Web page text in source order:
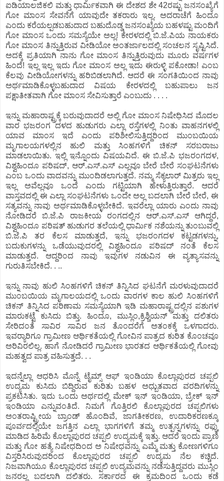
ಐಡಿಯಾಲಜಿಕಲಿ ಮತ್ತು ಧಾರ್ಮಿಕವಾಗಿ ಈ ದೇಶದ ಶೇ 42ರಷ್ಟು ಜನಸಂಖ್ಯೆಗೆ
ಗೋ ಮಾಂಸ ಸೇವನೆಗೆ ಯಾವುದೇ ತಕರಾರು ಇಲ್ಲ. ಅದರಾಚೆಗೆ ಹಿಂದೂ
ಎಂದು ಕರೆಯಲ್ಪಡಬಹುದಾದ ಬಹುದೊಡ್ಡ ಜನಸಂಖ್ಯೆಯ ಬಹಳಷ್ಟು ಮಂದಿಗೆ
ಗೋ ಮಾಂಸ ಒಂದು ಸಮಸ್ಯೆಯೇ ಅಲ್ಲ! ಕೇರಳದಲ್ಲಿ ಬಿ.ಜೆ.ಪಿಯ ನಾಯಕರು
ಗೋ ಮಾಂಸ ತಿನ್ನುತ್ತಿರುವ ವೀಡಿಯೋ ಅಂತರ್ಜಾಲದಲ್ಲಿ ಸಂಚಲನ ಸೃಷ್ಟಿಸಿದೆ.
ಅದಕ್ಕೆ ಪ್ರತಿಯಾಗಿ ನಾನು ಗೋ ಮಾಂಸ ತಿನ್ನುತ್ತಿರುವುದು ಮೂರು ವರ್ಷಗಳ
ಹಿಂದೆ! ಇಲ್ಲ ಇಲ್ಲ ಇದು ಗೋ ಮಾಂಸ ಅಲ್ಲ ಇದು ಈರುಳ್ಳಿ ಪಕೋಡಾ! ಎಂಬ
ಕೆಲವು ವೀಡಿಯೋಗಳನ್ನು ಹರಿಬಿಡಲಾಗಿದೆ. ಆದರೆ ಈ ಸಂಗತಿಯಿಂದ ನಾವು
ಅರ್ಥಮಾಡಿಕೊಳ್ಳಬಹುದಾದ ವಿಷಯ ಕೇರಳದಲ್ಲಿ ಬಹುಪಾಲು ಜನ
ಪಕ್ಷಾತೀತವಾಗಿ ಗೋ ಮಾಂಸ ಸೇವಿಸುತ್ತಾರೆ ಎಂಬುದು . . . .
ಇನ್ನು ಮಹಾರಾಷ್ಟ್ರಕ್ಕೆ ಬರುವುದಾದರೆ ಅಲ್ಲಿ ಗೋ ಮಾಂಸ ನಿಷೇಧಿಸಿದ ಮೊದಲ
ವಾರ ಭಜರಂಗ ದಳದ ಹುಡುಗರು ಎಲ್ಲಾ ರಸ್ತೆಗಳಲ್ಲಿ ನಿಂತು ವಾಹನಗಳಲ್ಲಿ
ಯಾವ ಮಾಂಸ ಇದೆ ಎಂದು ಪರಿಶೀಲಿಸುತ್ತಿದ್ದರಿಂದ ಮುಂಬಯಿಯ
ಮೃಗಾಲಯಗಳಲ್ಲಿನ ಹುಲಿ ಮತ್ತು ಸಿಂಹಗಳಿಗೆ ಚಿಕನ್ ಸರಬರಾಜು
ಮಾಡಲಾಯಿತು. ಇಲ್ಲಿ ಇನ್ನೊಂದು ವಿಷಯವಿದೆ. ಈ ಬಿ.ಜೆ.ಪಿ ಭಜರಂಗದಳ,
ವಿಶ್ವಹಿಂದೂ ಪರಿಷದ್, ಆರ್.ಎಸ್.ಎಸ್ ಎಲ್ಲವೂ ಬೇರೆ ಬೇರೆ ಸಂಘಟನೆಗಳು
ಎಂಬ ಒಂದು ವಾದವನ್ನು ಮುಂದಿಡಲಾಗುತ್ತದೆ. ನಮ್ಮ ಸೆಕ್ಯಲಾರ್ ಮಿತ್ರರು ಇಲ್ಲ
ಇಲ್ಲ ಅವೆಲ್ಲವೂ ಒಂದೆ ಎಂದು ಗಟ್ಟಿಯಾಗಿ ಹೇಳುತ್ತಿರುತ್ತಾರೆ. ಆದರೆ
ವಾಸ್ತವದಲ್ಲಿ ಈ ಎಲ್ಲಾ ಸಂಘಟನೆಗಳು ಒಂದೇ ಅಲ್ಲ ಬದಲಾಗಿ ಬೇರೆ ಬೇರೆ, ಈ
ಸತ್ಯವನ್ನು ನಾವು ಅರ್ಥಮಾಡಿಕೊಳ್ಳಬೇಕಿದೆ. ಇವರೆಲ್ಲಾ ಯಾರು ಎಂದು ನಾವು
ನೋಡಿದರೆ ಬಿ.ಜೆ.ಪಿ ರಾಜಕೀಯ ರಂಗದಲ್ಲಿನ ಆರ್.ಎಸ್.ಎಸ್ ಆಗಿದ್ದರೆ,
ವಿಶ್ವಹಿಂದೂ ಪರಿಷತ್ ಹುಡುಗರ ತಲೆಯಲ್ಲಿ ಧಾರ್ಮಿಕ ನಶೆಯನ್ನು ತುಂಬುವಲ್ಲಿ
ಬಿ.ಜೆ.ಪಿ ತರ ಕೆಲಸ ಮಾಡುತ್ತದೆ, ಇನ್ನು ಭಜರಂಗದಳ ಕಟ್ಟಡಗಳನ್ನು,
ಬದುಕುಗಳನ್ನು ಒಡೆಯುವುದರಲ್ಲಿ ವಿಶ್ವಹಿಂದೂ ಪರಿಷದ್ ನಂತೆ ಕೆಲಸ
ಮಾಡುತ್ತದೆ. ಆದ್ದರಿಂದ ನಾವು ಇವುಗಳ ನಡುವಿನ ಈ ವ್ಯತ್ಯಾಸವನ್ನು
ಗುರುತಿಸಬೇಕಿದೆ. . ..
ಇನ್ನು ನಾವು ಹುಲಿ ಸಿಂಹಗಳಿಗೆ ಚಿಕನ್ ತಿನ್ನಿಸಿದ ಘಟನೆಗೆ ಮರಳುವುದಾದರೆ
ಮುಂಬಯಿಯ ಮೃಗಾಲಯದಲ್ಲಿ ಒಂದು ವಾರಗಳ ಕಾಲ ಹುಲಿ ಸಿಂಹಗಳಿಗೆ
ಚಿಕನ್ ತಿನ್ನಿಸಿದ ಪರಿಣಾಮ ಸಮಸ್ಯೆಯಾಗಿ ಇಡಿ ಮಹಾರಾಷ್ಟ್ರದಲ್ಲಿನ ಪಶುಗಳ
ಮಾರುಕಟ್ಟೆ ಕುಸಿದು ಬಿತ್ತು. ಹಿಂದೂ, ಮುಸ್ಲಿಂ,ಕ್ರಿಶ್ಚಿಯನ್ ಮತ್ತು ದಲಿತರು
ಸೇರಿದಂತೆ ಸಾವಿರ ಸಾವಿರ ಜನ ತೊಂದರೆಗೆ ಅತಂಕಕ್ಕೆ ಒಳಗಾದರು.
ಇವರ‍್ಯಾರಿಗೂ ಗ್ರಾಮೀಣ ಆರ್ಥಿಕತೆಯಲ್ಲಿ ಗೋವಿನ ಪಾತ್ರದ ಕುರಿತ ಕೊಂಚವೂ
ಅರಿವಿರಲಿಲ್ಲ. ಹಾಗೆ ನೋಡಿದರೆ ಗ್ರಾಮೀಣ ಭಾರತದ ಆರ್ಥಿಕತೆಯಲ್ಲಿ ಗೋವು
ಮಹತ್ವದ ಪಾತ್ರ ವಹಿಸುತ್ತದೆ. . .
ಇದನ್ನೆಲ್ಲಾ ಆಧರಿಸಿ ಮೊನ್ನೆ ಟೈಮ್ಸ್ ಆಫ್ ಇಂಡಿಯಾ ಕೊಲ್ಲಾಪುರದ ಚಪ್ಪಲಿ
ಉದ್ಯಮ ಕುಸಿದು ಬಿದ್ದಿರುವ ಕುರಿತು ಬಹಳ ಅಧ್ಬುತವಾದ ವರದಿಗಳನ್ನು
ಪ್ರಕಟಿಸಿತು. ಇದು ಒಂದು ಅರ್ಥದಲ್ಲಿ ಮೇಕ್ ಇನ್ ಇಂಡಿಯಾ, ಬ್ರೇಕ್ ಇನ್
ಇಂಡಿಯಾ ಎನ್ನುವಂತಿದೆ. ನಿಮಗೆ ಗೊತ್ತಿರಲಿ ಕೊಲ್ಲಾಪುರದ ಚಪ್ಪಲಿಗಳು
ಅಂತರಾಷ್ಟ್ರೀಯ ಬ್ರಾಂಡ್ ಹೊಂದಿವೆ, ಜಾಗತೀಕರಣ, ಉದಾರಿಕರಣಕ್ಕೂ
ಪೂರ್ವದಲ್ಲಿಯೇ ಜಗತ್ತಿನ ಎಲ್ಲಾ ಭಾಗಗಳಿಗೆ ತಮ್ಮ ಉತ್ಪನ್ನಗಳನ್ನು ರಫ್ತು
ಮಾಡಿದ ಹಿರಿಮೆ ಕೊಲ್ಲಾಪುರದ ಚಪ್ಪಲಿ ಉದ್ಯಮಕ್ಕೆ ಇತ್ತು. ಆದರೆ ಇಂದು ಪ್ರಾಣಿ
ಮತ್ತು ಗೋ ಹತ್ಯೆ ನಿಷೇಧದಿಂದ ಅ ನಿಷೇಧವನ್ನು ಎಮ್ಮೆ ಮತ್ತು ಕೋಣಗಳಿಗೂ
ವಿಸ್ತರಿಸಿರುವುದರಿಂದ ಕೊಲ್ಲಾಪುರದ ಚಪ್ಪಲಿ ಉದ್ಯಮ ನೆಲ ಕಚ್ಚಿದೆ.
ನಿಜವಾಗಿಯೂ ಕೊಲ್ಲಾಪುರದ ಚಪ್ಪಲಿ ಉದ್ಯಮವನ್ನು ನಡೆಸುತ್ತಿದ್ದವರು ಮುಸ್ಲಿಂ
ಜನರಲ್ಲ ಬದಲಾಗಿ ದಲಿತರು. ಸರ್ಕಾರದ ಈ ಕ್ರಮದಿಂದ ಒಂದು ಕಡೆ